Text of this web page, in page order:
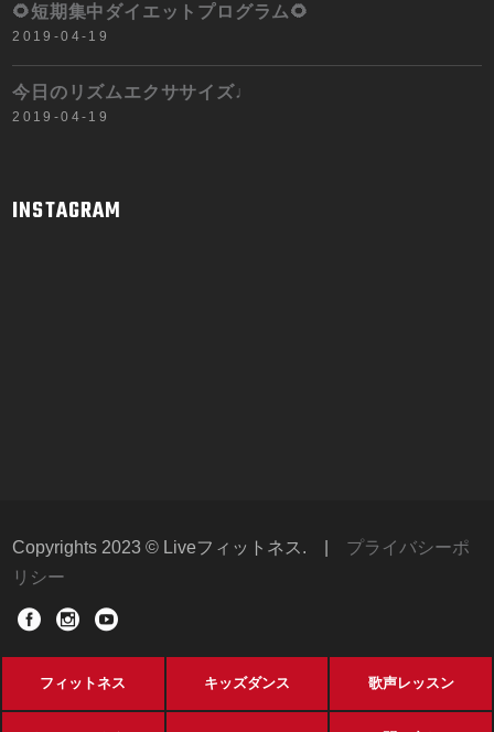
🌻短期集中ダイエットプログラム🌻
2019-04-19
今日のリズムエクササイズ♩
2019-04-19
INSTAGRAM
Copyrights 2023 © Liveフィットネス.
プライバシーポ
リシー
フィットネス キッズダンス 歌声レッスン